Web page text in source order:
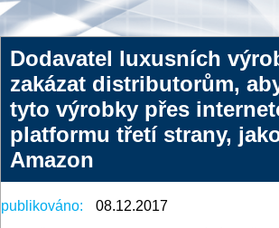
Dodavatel luxusních
zakázat distributorům,
tyto výrobky přes
platformu třetí strany,
Amazon
publikováno:
08.12.2017